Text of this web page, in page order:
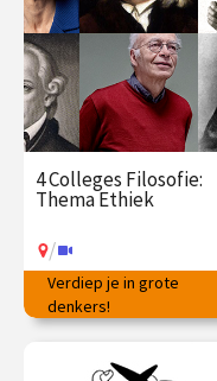
/ Op locatie of online
4 Colleges Filosofie:
Thema Ethiek
/
Hoe op de juiste manier te
handelen?
Verdiep je in grote
denkers!